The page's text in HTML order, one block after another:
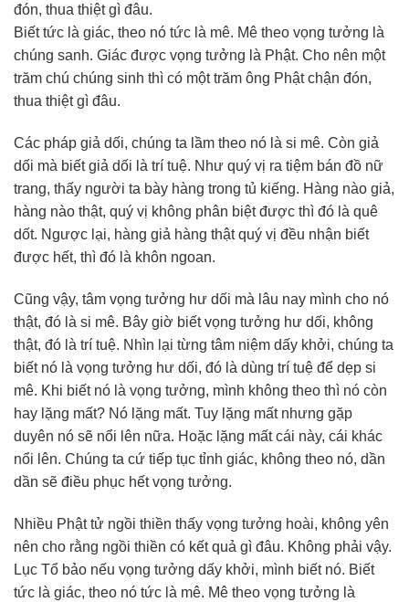
Biết tức là giác, theo nó tức là mê. Mê theo vọng tưởng là
chúng sanh. Giác được vọng tưởng là Phật. Cho nên một
trăm chú chúng sinh thì có một trăm ông Phật chận đón,
thua thiệt gì đâu.
Các pháp giả dối, chúng ta lầm theo nó là si mê. Còn giả
dối mà biết giả dối là trí tuệ. Như quý vị ra tiệm bán đồ nữ
trang, thấy người ta bày hàng trong tủ kiếng. Hàng nào giả,
hàng nào thật, quý vị không phân biệt được thì đó là quê
dốt. Ngược lại, hàng giả hàng thật quý vị đều nhận biết
được hết, thì đó là khôn ngoan.
Cũng vậy, tâm vọng tưởng hư dối mà lâu nay mình cho nó
thật, đó là si mê. Bây giờ biết vọng tưởng hư dối, không
thật, đó là trí tuệ. Nhìn lại từng tâm niệm dấy khởi, chúng ta
biết nó là vọng tưởng hư dối, đó là dùng trí tuệ để dẹp si
mê. Khi biết nó là vọng tưởng, mình không theo thì nó còn
hay lặng mất? Nó lặng mất. Tuy lặng mất nhưng gặp
duyên nó sẽ nổi lên nữa. Hoặc lặng mất cái này, cái khác
nổi lên. Chúng ta cứ tiếp tục tỉnh giác, không theo nó, dần
dần sẽ điều phục hết vọng tưởng.
Nhiều Phật tử ngồi thiền thấy vọng tưởng hoài, không yên
nên cho rằng ngồi thiền có kết quả gì đâu. Không phải vậy.
Lục Tổ bảo nếu vọng tưởng dấy khởi, mình biết nó. Biết
tức là giác, theo nó tức là mê. Mê theo vọng tưởng là